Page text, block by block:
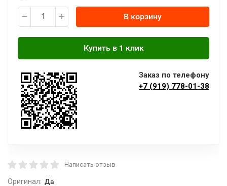
В корзину
Заказ по телефону
+7 (919) 778-01-38
Написать отзыв
Оригинал: Да